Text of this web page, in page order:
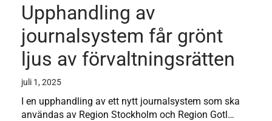
Upphandling av
journalsystem får grönt
ljus av förvaltningsrätten
juli 1, 2025
I en upphandling av ett nytt journalsystem som ska
användas av Region Stockholm och Region Gotl…